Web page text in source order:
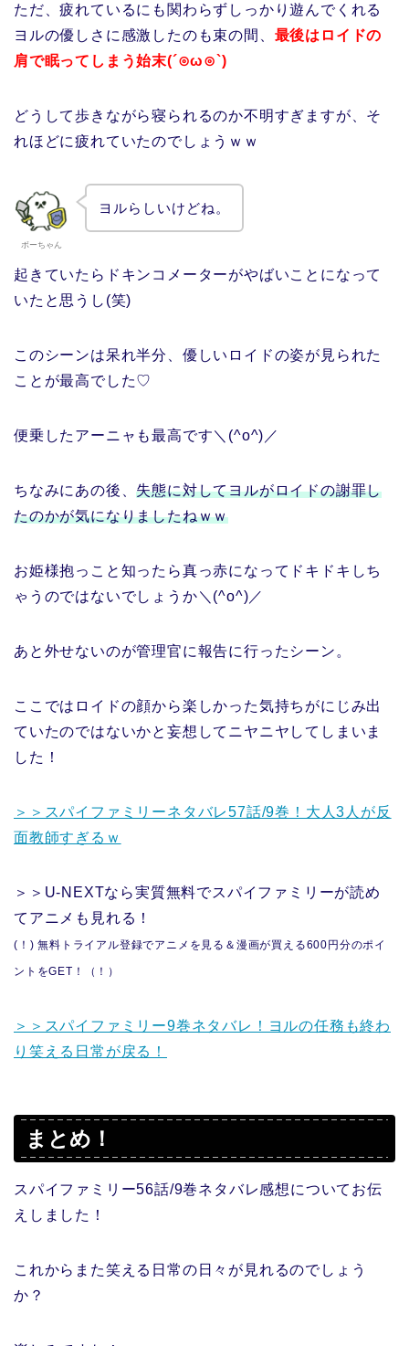
ただ、疲れているにも関わらずしっかり遊んでくれる
ヨルの優しさに感激したのも束の間、 最後はロイドの
肩で眠ってしまう始末(´⊙ω⊙`)
どうして歩きながら寝られるのか不明すぎますが、そ
れほどに疲れていたのでしょうｗｗ
ボーちゃん
ヨルらしいけどね。
起きていたらドキンコメーターがやばいことになって
いたと思うし(笑)
このシーンは呆れ半分、優しいロイドの姿が見られた
ことが最高でした♡
便乗したアーニャも最高です＼(^o^)／
ちなみにあの後、失態に対してヨルがロイドの謝罪し
たのかが気になりましたねｗｗ
お姫様抱っこと知ったら真っ赤になってドキドキしち
ゃうのではないでしょうか＼(^o^)／
あと外せないのが管理官に報告に行ったシーン。
ここではロイドの顔から楽しかった気持ちがにじみ出
ていたのではないかと妄想してニヤニヤしてしまいま
した！
＞＞スパイファミリーネタバレ57話/9巻！大人3人が反
面教師すぎるｗ
＞＞U-NEXTなら実質無料でスパイファミリーが読め
てアニメも見れる！
(！) 無料トライアル登録でアニメを見る＆漫画が買える600円分のポイ
ントをGET！（！）
＞＞スパイファミリー9巻ネタバレ！ヨルの任務も終わ
り笑える日常が戻る！
まとめ！
スパイファミリー56話/9巻ネタバレ感想についてお伝
えしました！
これからまた笑える日常の日々が見れるのでしょう
か？